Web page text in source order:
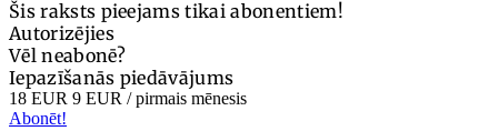
Šis raksts pieejams tikai abonentiem!
Autorizējies
Vēl neabonē?
Iepazīšanās piedāvājums
18 EUR 9 EUR / pirmais mēnesis
Abonēt!